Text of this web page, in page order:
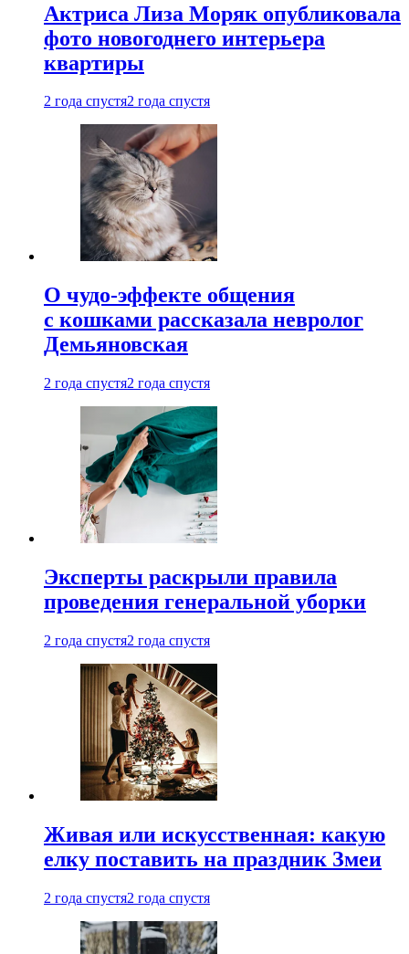
Актриса Лиза Моряк опубликовала
фото новогоднего интерьера
квартиры
2 года спустя2 года спустя
О чудо-эффекте общения
с кошками рассказала невролог
Демьяновская
2 года спустя2 года спустя
Эксперты раскрыли правила
проведения генеральной уборки
2 года спустя2 года спустя
Живая или искусственная: какую
елку поставить на праздник Змеи
2 года спустя2 года спустя